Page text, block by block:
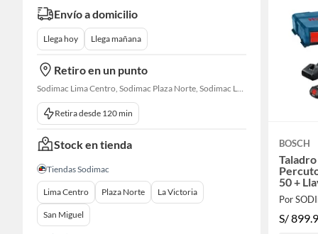
Envío a domicilio
Llega hoy Llega mañana
Retiro en un punto
Sodimac Lima Centro, Sodimac Plaza Norte, Sodimac La Victoria, Sodimac San Miguel, Sodimac S. J. Lurigancho, Sodimac Chacarilla, Sodimac Av. La Molina, Sodimac Colonial, Maestro Barrios Altos, Sodimac Naranjal
Retira desde 120 min
Stock en tienda
Tiendas Sodimac
Lima Centro Plaza Norte La Victoria
San Miguel
BOSCH
50 +
Maletín
Por
S/